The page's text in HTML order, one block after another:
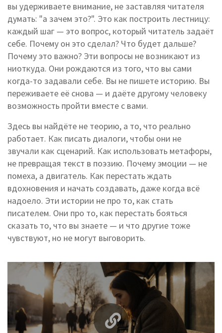
вы удерживаете внимание, не заставляя читателя
думать: "а зачем это?". Это как построить лестницу:
каждый шаг — это вопрос, который читатель задаёт
себе. Почему он это сделал? Что будет дальше?
Почему это важно? Эти вопросы не возникают из
ниоткуда. Они рождаются из того, что вы сами
когда-то задавали себе. Вы не пишете историю. Вы
переживаете её снова — и даёте другому человеку
возможность пройти вместе с вами.
Здесь вы найдёте не теорию, а то, что реально
работает. Как писать диалоги, чтобы они не
звучали как сценарий. Как использовать метафоры,
не превращая текст в поэзию. Почему эмоции — не
помеха, а двигатель. Как перестать ждать
вдохновения и начать создавать, даже когда всё
надоело. Эти истории не про то, как стать
писателем. Они про то, как перестать бояться
сказать то, что вы знаете — и что другие тоже
чувствуют, но не могут выговорить.